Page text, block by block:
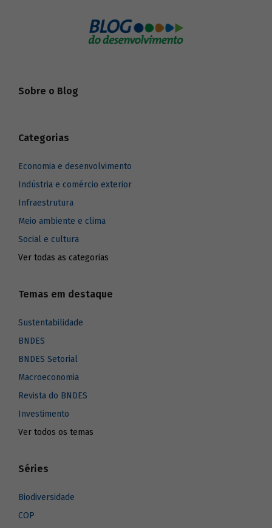
Sobre o Blog
Categorias
Economia e desenvolvimento
Indústria e comércio exterior
Infraestrutura
Meio ambiente e clima
Social e cultura
Ver todas as categorias
Temas em destaque
Sustentabilidade
BNDES
BNDES Setorial
Macroeconomia
Revista do BNDES
Investimento
Ver todos os temas
Séries
Biodiversidade
COP